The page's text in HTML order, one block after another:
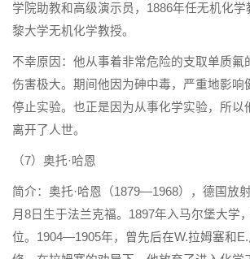
学院助教和高级演示员，1886年任无机化学
黎大学无机化学教授。
不幸原因：他从事着非常危险的支取单质氟
伤害极大。期间他因为砷中毒，严重地影响
停止实验。也正是因为从事化学实验，所以
离开了人世。
（7）奥托·哈恩
简介：奥托·哈恩（1879—1968），德国放
月8日生于法兰克福。1897年入马尔堡大学
位。1904—1905年，曾先后在W.拉姆塞和